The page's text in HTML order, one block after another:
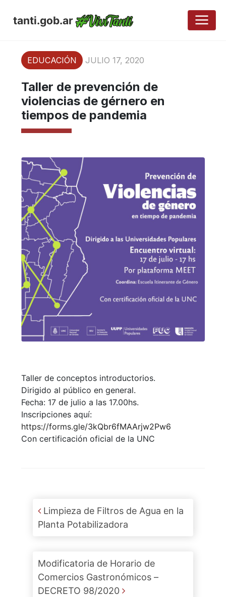
tanti.gob.ar
EDUCACIÓN JULIO 17, 2020
Taller de prevención de
violencias de gérnero en
tiempos de pandemia
Taller de conceptos introductorios.
Dirigido al público en general.
Fecha: 17 de julio a las 17.00hs.
Inscripciones aquí:
https://forms.gle/3kQbr6fMAArjw2Pw6
Con certificación oficial de la UNC
Post navigation
Limpieza de Filtros de Agua en la
Planta Potabilizadora
Modificatoria de Horario de
Comercios Gastronómicos –
DECRETO 98/2020